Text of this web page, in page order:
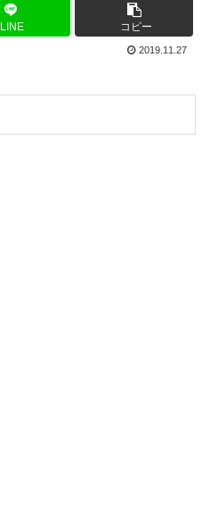
LINE コピー
2019.11.27